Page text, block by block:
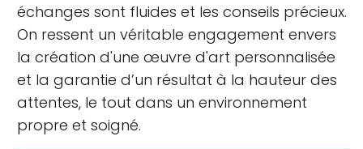
échanges sont fluides et les conseils précieux.
On ressent un véritable engagement envers
la création d'une œuvre d'art personnalisée
et la garantie d’un résultat à la hauteur des
attentes, le tout dans un environnement
propre et soigné.